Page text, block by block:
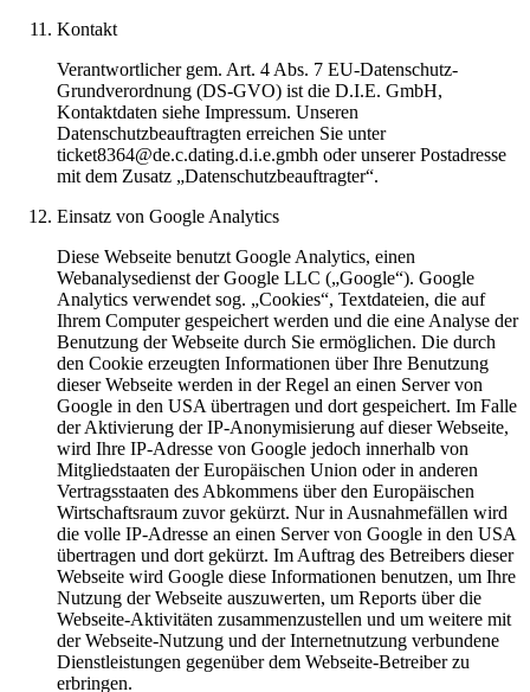
Kontakt
Verantwortlicher gem. Art. 4 Abs. 7 EU-Datenschutz-
Grundverordnung (DS-GVO) ist die D.I.E. GmbH,
Kontaktdaten siehe Impressum. Unseren
Datenschutzbeauftragten erreichen Sie unter
ticket8364@de.c.dating.d.i.e.gmbh oder unserer Postadresse
mit dem Zusatz „Datenschutzbeauftragter“.
Einsatz von Google Analytics
Diese Webseite benutzt Google Analytics, einen
Webanalysedienst der Google LLC („Google“). Google
Analytics verwendet sog. „Cookies“, Textdateien, die auf
Ihrem Computer gespeichert werden und die eine Analyse der
Benutzung der Webseite durch Sie ermöglichen. Die durch
den Cookie erzeugten Informationen über Ihre Benutzung
dieser Webseite werden in der Regel an einen Server von
Google in den USA übertragen und dort gespeichert. Im Falle
der Aktivierung der IP-Anonymisierung auf dieser Webseite,
wird Ihre IP-Adresse von Google jedoch innerhalb von
Mitgliedstaaten der Europäischen Union oder in anderen
Vertragsstaaten des Abkommens über den Europäischen
Wirtschaftsraum zuvor gekürzt. Nur in Ausnahmefällen wird
die volle IP-Adresse an einen Server von Google in den USA
übertragen und dort gekürzt. Im Auftrag des Betreibers dieser
Webseite wird Google diese Informationen benutzen, um Ihre
Nutzung der Webseite auszuwerten, um Reports über die
Webseite-Aktivitäten zusammenzustellen und um weitere mit
der Webseite-Nutzung und der Internetnutzung verbundene
Dienstleistungen gegenüber dem Webseite-Betreiber zu
erbringen.